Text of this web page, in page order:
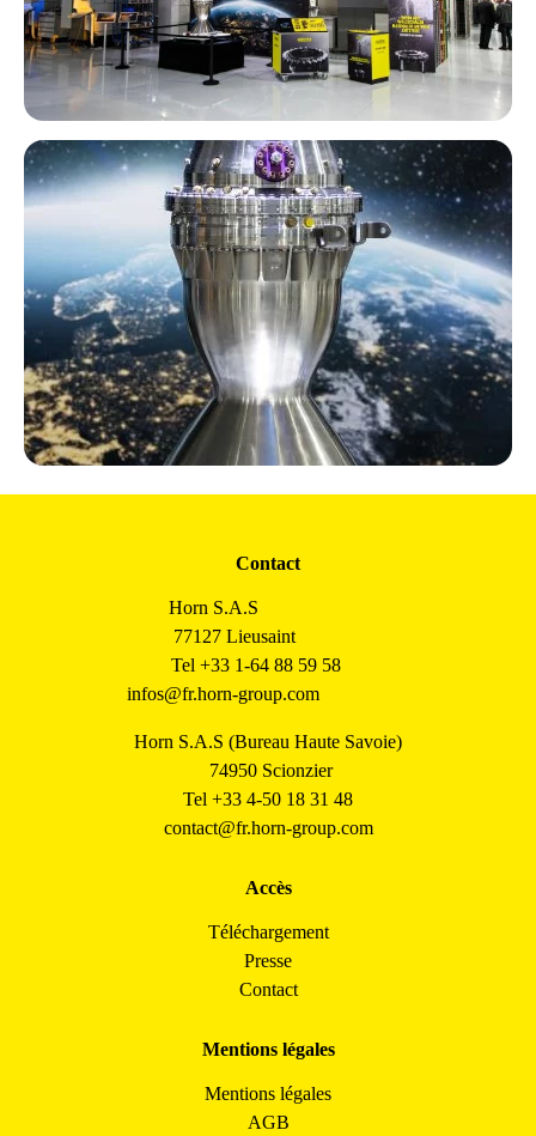
Contact
Horn S.A.S
77127 Lieusaint
Tel +33 1-64 88 59 58
infos@fr.horn-group.com
Horn S.A.S (Bureau Haute Savoie)
74950 Scionzier
Tel +33 4-50 18 31 48
contact@fr.horn-group.com
Accès
Téléchargement
Presse
Contact
Mentions légales
Mentions légales
AGB